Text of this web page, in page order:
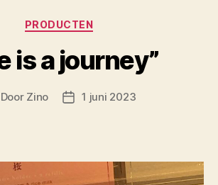
Categorieën
PRODUCTEN
is a journey”
Door Zino Berichtdatum
1 juni 2023